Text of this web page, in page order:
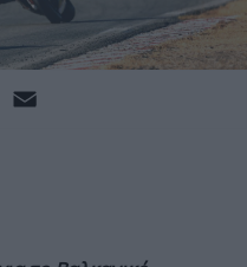
Twitter